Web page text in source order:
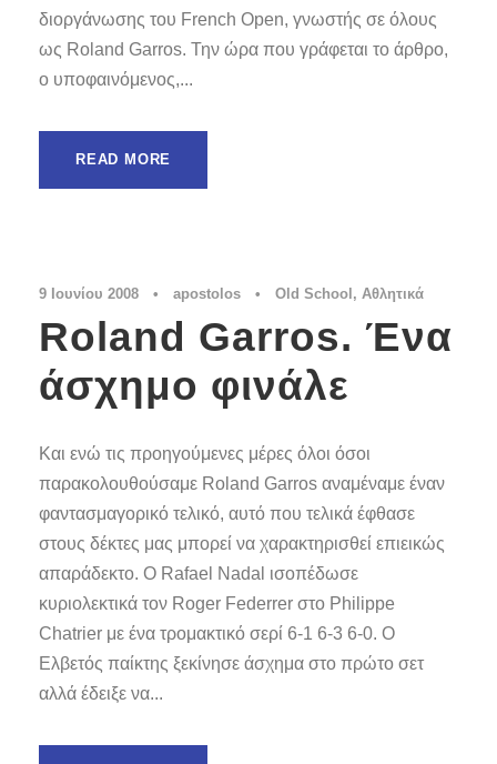
διοργάνωσης του French Open, γνωστής σε όλους
ως Roland Garros. Την ώρα που γράφεται το άρθρο,
ο υποφαινόμενος,...
READ MORE
9 Ιουνίου 2008 • apostolos • Old School , Αθλητικά
Roland Garros. Ένα
άσχημο φινάλε
Και ενώ τις προηγούμενες μέρες όλοι όσοι
παρακολουθούσαμε Roland Garros αναμέναμε έναν
φαντασμαγορικό τελικό, αυτό που τελικά έφθασε
στους δέκτες μας μπορεί να χαρακτηρισθεί επιεικώς
απαράδεκτο. Ο Rafael Nadal ισοπέδωσε
κυριολεκτικά τον Roger Federrer στο Philippe
Chatrier με ένα τρομακτικό σερί 6-1 6-3 6-0. Ο
Ελβετός παίκτης ξεκίνησε άσχημα στο πρώτο σετ
αλλά έδειξε να...